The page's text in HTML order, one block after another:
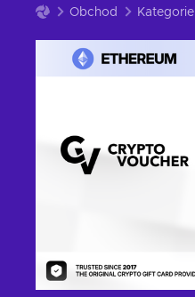
Obchod Kategorie